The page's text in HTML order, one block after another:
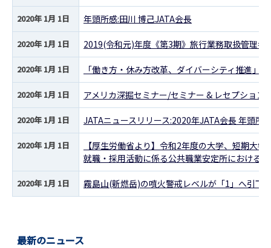
2020年 1月 1日 年頭所感:田川 博己JATA会長
2020年 1月 1日 2019(令和元)年度《第3期》旅行業務取扱管理者
2020年 1月 1日 「働き方・休み方改革、ダイバーシティ推進」
2020年 1月 1日 アメリカ深掘セミナー/セミナー & レセプション
2020年 1月 1日 JATAニュースリリース:2020年JATA会長 年頭所
2020年 1月 1日
【厚生労働省より】令和2年度の大学、短期大
就職・採用活動に係る公共職業安定所における
2020年 1月 1日 霧島山(新燃岳)の噴火警戒レベルが「1」へ引下
最新のニュース